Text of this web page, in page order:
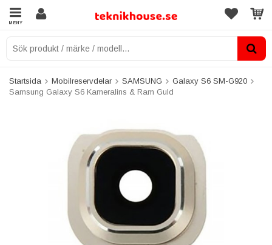
MENY
Startsida Mobilreservdelar SAMSUNG
Galaxy S6 SM-G920
Samsung Galaxy S6 Kameralins & Ram Guld